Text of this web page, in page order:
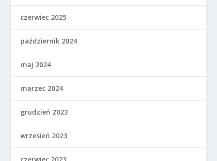
czerwiec 2025
październik 2024
maj 2024
marzec 2024
grudzień 2023
wrzesień 2023